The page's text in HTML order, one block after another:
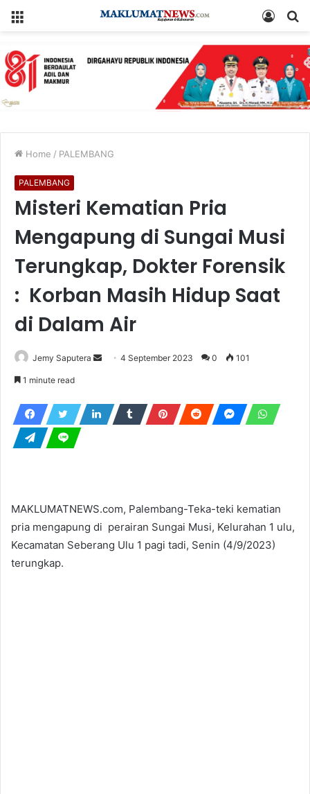
Log
Home / PALEMBANG
PALEMBANG
Misteri Kematian Pria
Mengapung di Sungai Musi
Terungkap, Dokter Forensik
: Korban Masih Hidup Saat
di Dalam Air
Jemy Saputera
Send4 September 2023 0 101
1 minute read
MAKLUMATNEWS.com, Palembang-Teka-teki kematian
pria mengapung di perairan Sungai Musi, Kelurahan 1 ulu,
Kecamatan Seberang Ulu 1 pagi tadi, Senin (4/9/2023)
terungkap.